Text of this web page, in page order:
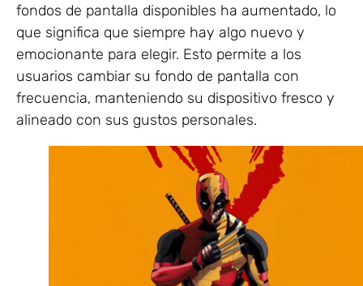
fondos de pantalla disponibles ha aumentado, lo
que significa que siempre hay algo nuevo y
emocionante para elegir. Esto permite a los
usuarios cambiar su fondo de pantalla con
frecuencia, manteniendo su dispositivo fresco y
alineado con sus gustos personales.